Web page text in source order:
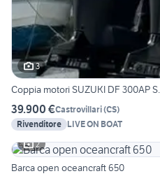
3
Coppia motori SUZUKI DF 300AP
39.900 €Castrovillari(CS)
Rivenditore LIVE ON BOAT
2
Barca open oceancraft 650